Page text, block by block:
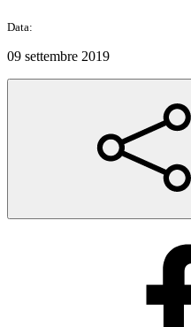
Data:
09 settembre 2019